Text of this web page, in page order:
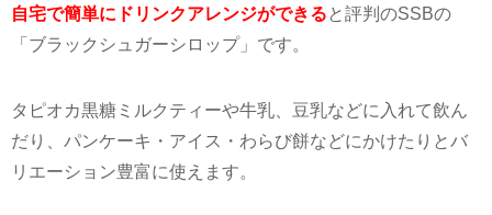
自宅で簡単にドリンクアレンジができる と評判のSSBの
「ブラックシュガーシロップ」です。
タピオカ黒糖ミルクティーや牛乳、豆乳などに入れて飲ん
だり、パンケーキ・アイス・わらび餅などにかけたりとバ
リエーション豊富に使えます。